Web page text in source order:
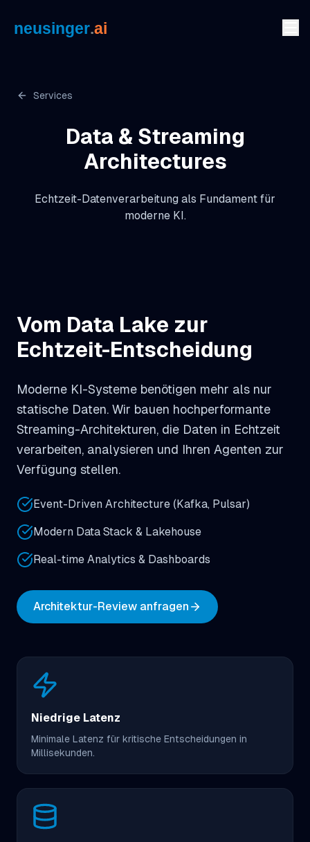
Services
Data & Streaming
Architectures
Echtzeit-Datenverarbeitung als Fundament für
moderne KI.
Vom Data Lake zur
Echtzeit-Entscheidung
Moderne KI-Systeme benötigen mehr als nur
statische Daten. Wir bauen hochperformante
Streaming-Architekturen, die Daten in Echtzeit
verarbeiten, analysieren und Ihren Agenten zur
Verfügung stellen.
Event-Driven Architecture (Kafka, Pulsar)
Modern Data Stack & Lakehouse
Real-time Analytics & Dashboards
Architektur-Review anfragen
Niedrige Latenz
Minimale Latenz für kritische Entscheidungen in
Millisekunden.